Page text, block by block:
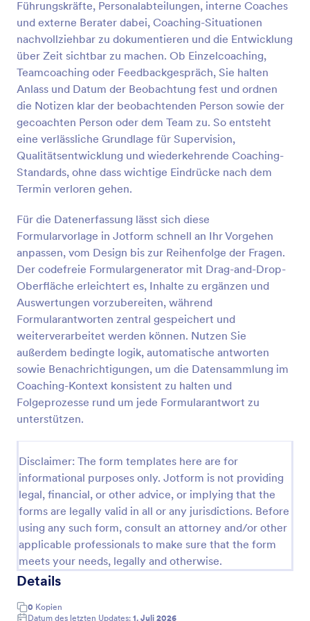
Führungskräfte, Personalabteilungen, interne Coaches
und externe Berater dabei, Coaching-Situationen
nachvollziehbar zu dokumentieren und die Entwicklung
über Zeit sichtbar zu machen. Ob Einzelcoaching,
Teamcoaching oder Feedbackgespräch, Sie halten
Anlass und Datum der Beobachtung fest und ordnen
die Notizen klar der beobachtenden Person sowie der
gecoachten Person oder dem Team zu. So entsteht
eine verlässliche Grundlage für Supervision,
Qualitätsentwicklung und wiederkehrende Coaching-
Standards, ohne dass wichtige Eindrücke nach dem
Termin verloren gehen.
Für die Datenerfassung lässt sich diese
Formularvorlage in Jotform schnell an Ihr Vorgehen
anpassen, vom Design bis zur Reihenfolge der Fragen.
Der codefreie Formulargenerator mit Drag-and-Drop-
Oberfläche erleichtert es, Inhalte zu ergänzen und
Auswertungen vorzubereiten, während
Formularantworten zentral gespeichert und
weiterverarbeitet werden können. Nutzen Sie
außerdem bedingte logik, automatische antworten
sowie Benachrichtigungen, um die Datensammlung im
Coaching-Kontext konsistent zu halten und
Folgeprozesse rund um jede Formularantwort zu
unterstützen.
Disclaimer: The form templates here are for
informational purposes only. Jotform is not providing
legal, financial, or other advice, or implying that the
forms are legally valid in all or any jurisdictions. Before
using any such form, consult an attorney and/or other
applicable professionals to make sure that the form
meets your needs, legally and otherwise.
Details
0 Kopien
Datum des letzten Updates: 1. Juli 2026
Vorschau
Coaching-Formular für Telefonberatungen im
Kundenservice erleichtert die einheitliche
Gesprächsbewertung, Feedbackdokumentation und
Trainingsplanung für Servicecenter, Teamleitungen
und Qualitätsmanagement.
Go to Category:
Coaching Formulare
Vorschau